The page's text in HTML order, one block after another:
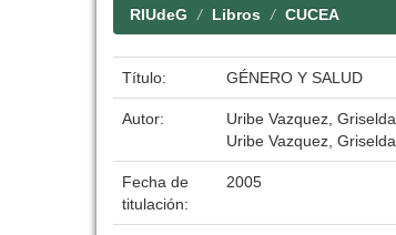
RIUdeG Libros CUCEA
Título: GÉNERO Y SALUD
Autor:
Uribe Vazquez, Griselda
Uribe Vazquez, Griselda
Fecha de
titulación:
2005